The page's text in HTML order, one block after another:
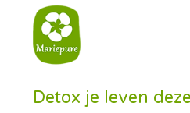
Detox je leven